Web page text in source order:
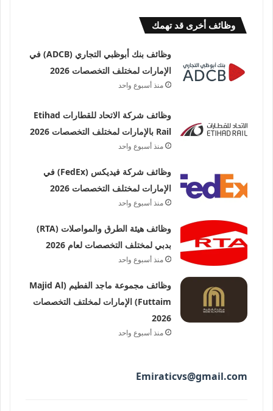
وظائف أخرى قد تهمك
وظائف بنك أبوظبي التجاري (ADCB) في
الإمارات لمختلف التخصصات 2026
منذ أسبوع واحد
وظائف شركة الاتحاد للقطارات Etihad
Rail بالإمارات لمختلف التخصصات 2026
منذ أسبوع واحد
وظائف شركة فيديكس (FedEx) في
الإمارات لمختلف التخصصات 2026
منذ أسبوع واحد
وظائف هيئة الطرق والمواصلات (RTA)
بدبي لمختلف التخصصات لعام 2026
منذ أسبوع واحد
وظائف مجموعة ماجد الفطيم (Majid Al
Futtaim) الإمارات لمخلتف التخصصات
2026
منذ أسبوع واحد
Emiraticvs@gmail.com